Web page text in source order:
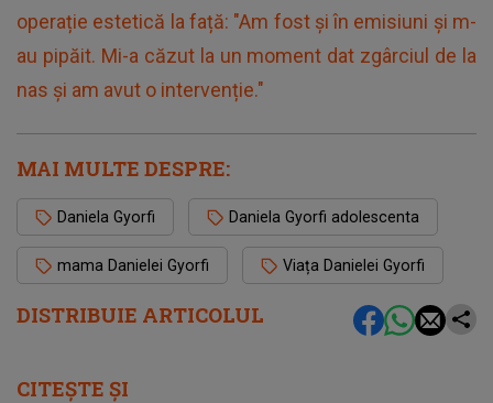
DISTRIBUIE ARTICOLUL
operație estetică la față: "Am fost și în emisiuni și m-
au pipăit. Mi-a căzut la un moment dat zgârciul de la
nas și am avut o intervenție."
MAI MULTE DESPRE:
Daniela Gyorfi Daniela Gyorfi adolescenta
mama Danielei Gyorfi Viața Danielei Gyorfi
CITEȘTE ȘI